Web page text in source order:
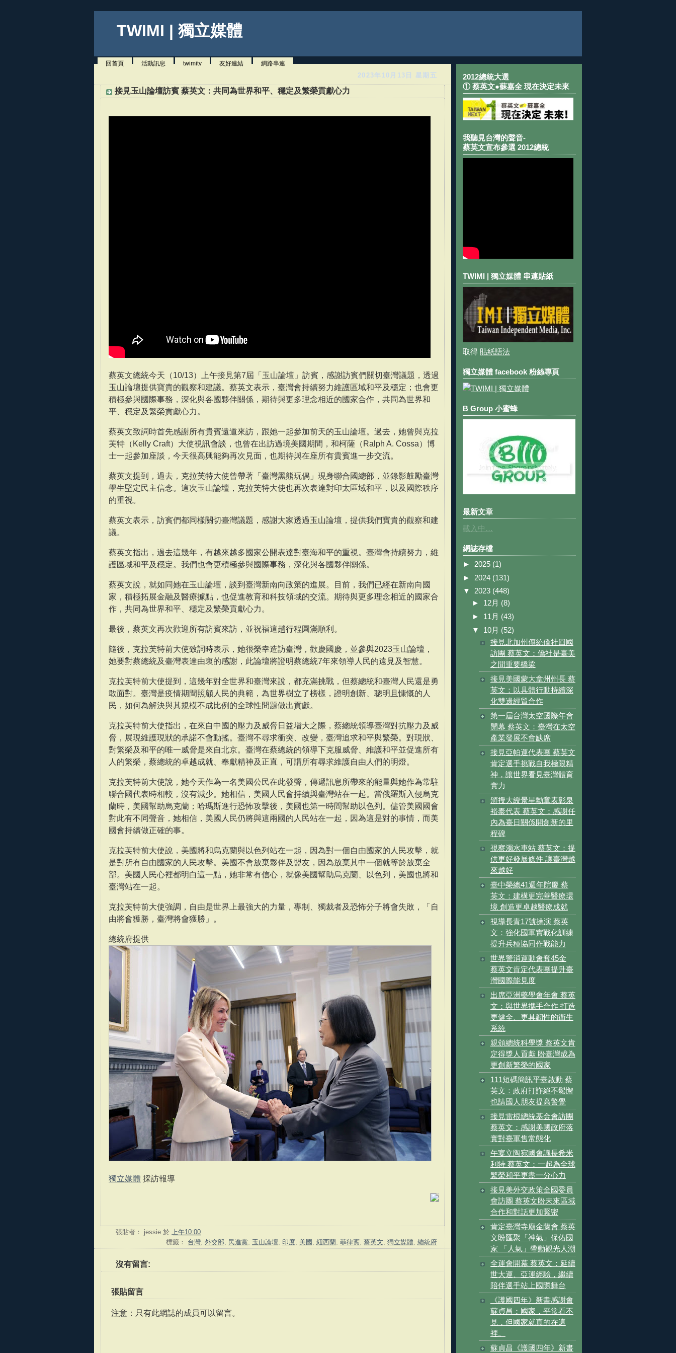
TWIMI | 獨立媒體
回首頁 活動訊息 twimitv 友好連結 網路串連
2023年10月13日 星期五
接見玉山論壇訪賓 蔡英文：共同為世界和平、穩定及繁榮貢獻心力
蔡英文總統今天（10/13）上午接見第7屆「玉山論壇」訪賓，感謝訪賓們關切臺灣議題，透過
玉山論壇提供寶貴的觀察和建議。蔡英文表示，臺灣會持續努力維護區域和平及穩定；也會更
積極參與國際事務，深化與各國夥伴關係，期待與更多理念相近的國家合作，共同為世界和
平、穩定及繁榮貢獻心力。
蔡英文致詞時首先感謝所有貴賓遠道來訪，跟她一起參加前天的玉山論壇。過去，她曾與克拉
芙特（Kelly Craft）大使視訊會談，也曾在出訪過境美國期間，和柯薩（Ralph A. Cossa）博
士一起參加座談，今天很高興能夠再次見面，也期待與在座所有貴賓進一步交流。
蔡英文提到，過去，克拉芙特大使曾帶著「臺灣黑熊玩偶」現身聯合國總部，並錄影鼓勵臺灣
學生堅定民主信念。這次玉山論壇，克拉芙特大使也再次表達對印太區域和平，以及國際秩序
的重視。
蔡英文表示，訪賓們都同樣關切臺灣議題，感謝大家透過玉山論壇，提供我們寶貴的觀察和建
議。
蔡英文指出，過去這幾年，有越來越多國家公開表達對臺海和平的重視。臺灣會持續努力，維
護區域和平及穩定。我們也會更積極參與國際事務，深化與各國夥伴關係。
蔡英文說，就如同她在玉山論壇，談到臺灣新南向政策的進展。目前，我們已經在新南向國
家，積極拓展金融及醫療據點，也促進教育和科技領域的交流。期待與更多理念相近的國家合
作，共同為世界和平、穩定及繁榮貢獻心力。
最後，蔡英文再次歡迎所有訪賓來訪，並祝福這趟行程圓滿順利。
隨後，克拉芙特前大使致詞時表示，她很榮幸造訪臺灣，歡慶國慶，並參與2023玉山論壇，
她要對蔡總統及臺灣表達由衷的感謝，此論壇將證明蔡總統7年來領導人民的遠見及智慧。
克拉芙特前大使提到，這幾年對全世界和臺灣來說，都充滿挑戰，但蔡總統和臺灣人民還是勇
敢面對。臺灣是疫情期間照顧人民的典範，為世界樹立了榜樣，證明創新、聰明且慷慨的人
民，如何為解決與其規模不成比例的全球性問題做出貢獻。
克拉芙特前大使指出，在來自中國的壓力及威脅日益增大之際，蔡總統領導臺灣對抗壓力及威
脅，展現維護現狀的承諾不會動搖。臺灣不尋求衝突、改變，臺灣追求和平與繁榮。對現狀、
對繁榮及和平的唯一威脅是來自北京。臺灣在蔡總統的領導下克服威脅、維護和平並促進所有
人的繁榮，蔡總統的卓越成就、奉獻精神及正直，可謂所有尋求維護自由人們的明燈。
克拉芙特前大使說，她今天作為一名美國公民在此發聲，傳遞訊息所帶來的能量與她作為常駐
聯合國代表時相較，沒有減少。她相信，美國人民會持續與臺灣站在一起。當俄羅斯入侵烏克
蘭時，美國幫助烏克蘭；哈瑪斯進行恐怖攻擊後，美國也第一時間幫助以色列。儘管美國國會
對此有不同聲音，她相信，美國人民仍將與這兩國的人民站在一起，因為這是對的事情，而美
國會持續做正確的事。
克拉芙特前大使說，美國將和烏克蘭與以色列站在一起，因為對一個自由國家的人民攻擊，就
是對所有自由國家的人民攻擊。美國不會放棄夥伴及盟友，因為放棄其中一個就等於放棄全
部。美國人民心裡都明白這一點，她非常有信心，就像美國幫助烏克蘭、以色列，美國也將和
臺灣站在一起。
克拉芙特前大使強調，自由是世界上最強大的力量，專制、獨裁者及恐怖分子將會失敗，「自
由將會獲勝，臺灣將會獲勝」。
總統府提供
獨立媒體 採訪報導
張貼者： jessie 於
上午10:00
標籤： 台灣 外交部 民進黨 玉山論壇 印度 美國 紐西蘭 菲律賓 蔡英文 獨立媒體 總統府
沒有留言:
張貼留言
注意：只有此網誌的成員可以留言。
2012總統大選
① 蔡英文●蘇嘉全 現在決定未來
我聽見台灣的聲音-
蔡英文宣布參選 2012總統
TWIMI | 獨立媒體 串連貼紙
取得 貼紙語法
獨立媒體 facebook 粉絲專頁
B Group 小蜜蜂
最新文章
載入中…
網誌存檔
► 2025 (1)
► 2024 (131)
▼ 2023 (448)
► 12月 (8)
► 11月 (43)
▼ 10月 (52)
接見北加州傳統僑社回國
訪團 蔡英文：僑社是臺美
之間重要橋梁
接見美國蒙大拿州州長 蔡
英文：以具體行動持續深
化雙邊經貿合作
第一屆台灣太空國際年會
開幕 蔡英文：臺灣在太空
產業發展不會缺席
接見亞帕運代表團 蔡英文
肯定選手挑戰自我極限精
神，讓世界看見臺灣體育
實力
頒授大綬景星勳章表彰泉
裕泰代表 蔡英文：感謝任
內為臺日關係開創新的里
程碑
視察濁水車站 蔡英文：提
供更好發展條件 讓臺灣越
來越好
臺中榮總41週年院慶 蔡
英文：建構更完善醫療環
境 創造更卓越醫療成就
視導長青17號操演 蔡英
文：強化國軍實戰化訓練
提升兵種協同作戰能力
世界警消運動會奪45金
蔡英文肯定代表團提升臺
灣國際能見度
出席亞洲藥學會年會 蔡英
文：與世界攜手合作 打造
更健全、更具韌性的衛生
系統
親頒總統科學獎 蔡英文肯
定得獎人貢獻 盼臺灣成為
更創新繁榮的國家
111短碼簡訊平臺啟動 蔡
英文：政府打詐絕不鬆懈
也請國人朋友提高警覺
接見雷根總統基金會訪團
蔡英文：感謝美國政府落
實對臺軍售常態化
午宴立陶宛國會議長希米
利特 蔡英文：一起為全球
繁榮和平更盡一分心力
接見美外交政策全國委員
會訪團 蔡英文盼未來區域
合作和對話更加緊密
肯定臺灣寺廟金蘭會 蔡英
文盼匯聚「神氣」保佑國
家 「人氣」帶動觀光人潮
全運會開幕 蔡英文：延續
世大運、亞運經驗，繼續
陪伴選手站上國際舞台
《護國四年》新書感謝會
蘇貞昌：國家，平常看不
見，但國家就真的在這
裡。
蘇貞昌《護國四年》新書